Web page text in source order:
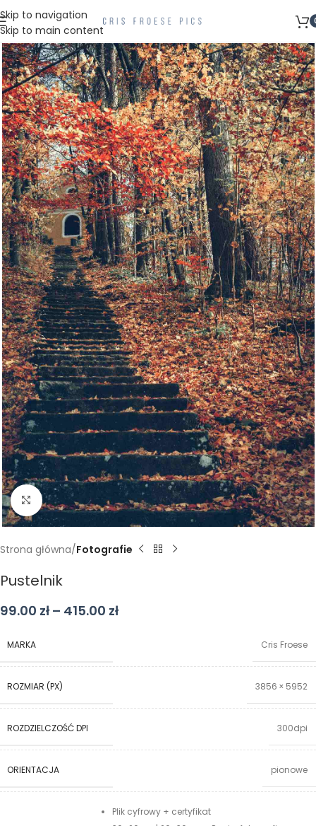
Skip to navigation
Skip to main content
Kliknij aby powiększyć
Strona główna Fotografie
Pustelnik
99.00 zł – 415.00 zł
MARKA Cris Froese
ROZMIAR (PX) 3856 × 5952
ROZDZIELCZOŚĆ DPI 300dpi
ORIENTACJA pionowe
Plik cyfrowy + certyfikat